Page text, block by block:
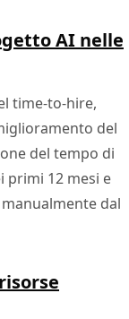
AI nelle
time-to-hire,
del
del tempo di
primi 12 mesi e
dal